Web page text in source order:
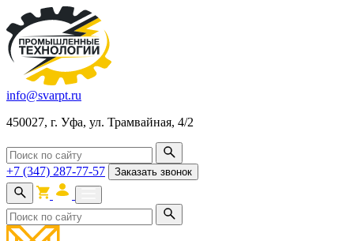
info@svarpt.ru
450027, г. Уфа, ул. Трамвайная, 4/2
+7 (347) 287-77-57 Заказать звонок